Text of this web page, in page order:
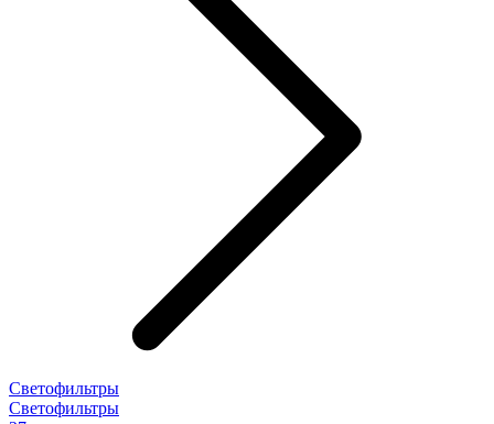
Светофильтры
Светофильтры